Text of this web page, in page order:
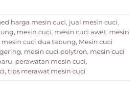
harga mesin cuci, jual mesin cuci,
, mesin cuci, mesin cuci awet, mesin
mesin cuci dua tabung, Mesin cuci
, mesin cuci polytron, mesin cuci
, perawatan mesin cuci,
, tips merawat mesin cuci